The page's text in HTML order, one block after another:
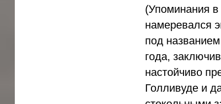
(Упоминания в
намеревался
под
года,
настойчиво
Голливуде и